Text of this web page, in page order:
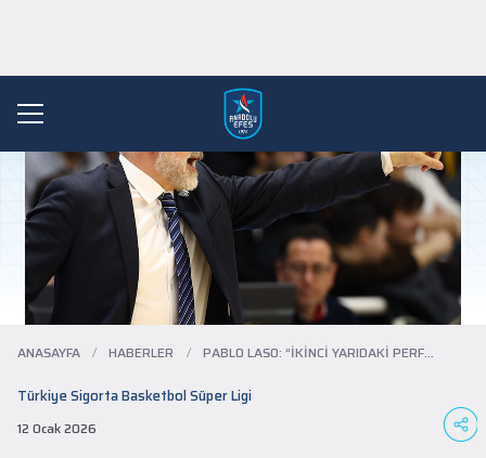
ANASAYFA / HABERLER / PABLO LASO: “İKINCI YARIDAKI PERFORMANSI...
Türkiye Sigorta Basketbol Süper Ligi
12 Ocak 2026